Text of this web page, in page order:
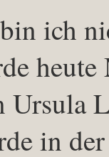
ich
Ursula
in